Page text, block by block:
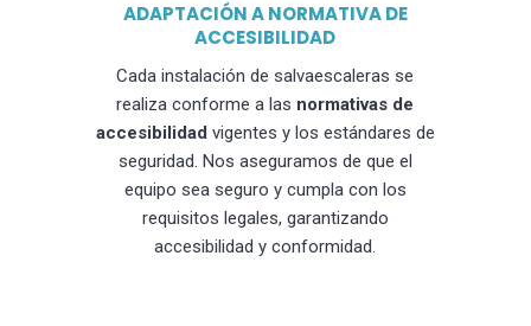
ADAPTACIÓN A NORMATIVA DE
ACCESIBILIDAD
Cada instalación de salvaescaleras se
realiza conforme a las normativas de
accesibilidad vigentes y los estándares de
seguridad. Nos aseguramos de que el
equipo sea seguro y cumpla con los
requisitos legales, garantizando
accesibilidad y conformidad.